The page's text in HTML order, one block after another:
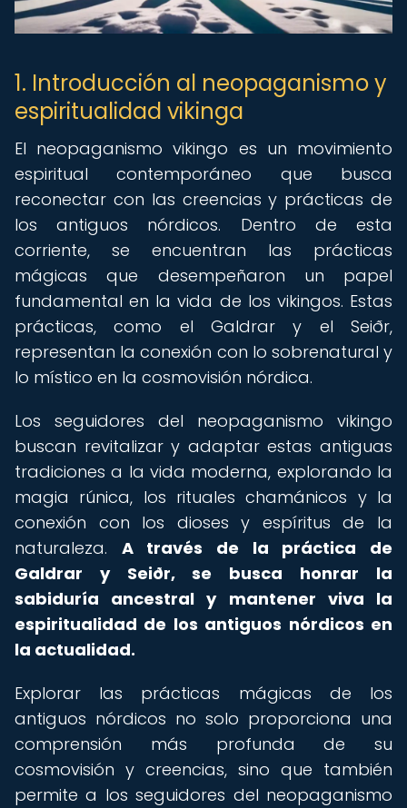
1. Introducción al neopaganismo y
espiritualidad vikinga
El neopaganismo vikingo es un movimiento
espiritual contemporáneo que busca
reconectar con las creencias y prácticas de
los antiguos nórdicos. Dentro de esta
corriente, se encuentran las prácticas
mágicas que desempeñaron un papel
fundamental en la vida de los vikingos. Estas
prácticas, como el Galdrar y el Seiðr,
representan la conexión con lo sobrenatural y
lo místico en la cosmovisión nórdica.
Los seguidores del neopaganismo vikingo
buscan revitalizar y adaptar estas antiguas
tradiciones a la vida moderna, explorando la
magia rúnica, los rituales chamánicos y la
conexión con los dioses y espíritus de la
naturaleza. A través de la práctica de
Galdrar y Seiðr, se busca honrar la
sabiduría ancestral y mantener viva la
espiritualidad de los antiguos nórdicos en
la actualidad.
Explorar las prácticas mágicas de los
antiguos nórdicos no solo proporciona una
comprensión más profunda de su
cosmovisión y creencias, sino que también
permite a los seguidores del neopaganismo